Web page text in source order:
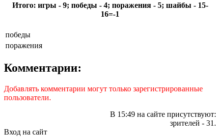
Итого: игры - 9; победы - 4; поражения - 5; шайбы - 15-
16=-1
победы
поражения
Комментарии:
Добавлять комментарии могут только зарегистрированные
пользователи.
В 15:49 на сайте присутствуют:
зрителей - 31.
Вход на сайт